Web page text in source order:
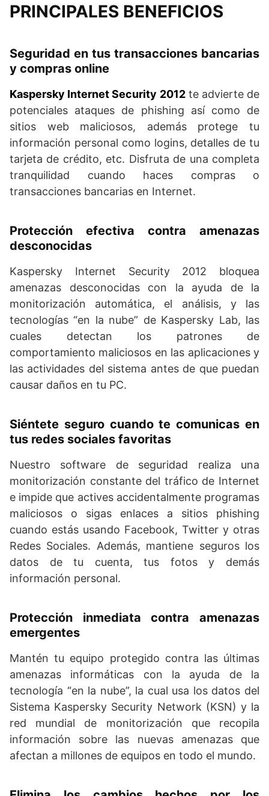
PRINCIPALES BENEFICIOS
Seguridad en tus transacciones bancarias
y compras online
Kaspersky Internet Security 2012te advierte de
potenciales ataques de phishing así como de
sitios web maliciosos, además protege tu
información personal como logins, detalles de tu
tarjeta de crédito, etc. Disfruta de una completa
tranquilidad cuando haces compras o
transacciones bancarias en Internet.
Protección efectiva contra amenazas
desconocidas
Kaspersky Internet Security 2012 bloquea
amenazas desconocidas con la ayuda de la
monitorización automática, el análisis, y las
tecnologías “en la nube” de Kaspersky Lab, las
cuales detectan los patrones de
comportamiento maliciosos en las aplicaciones y
las actividades del sistema antes de que puedan
causar daños en tu PC.
Siéntete seguro cuando te comunicas en
tus redes sociales favoritas
Nuestro software de seguridad realiza una
monitorización constante del tráfico de Internet
e impide que actives accidentalmente programas
maliciosos o sigas enlaces a sitios phishing
cuando estás usando Facebook, Twitter y otras
Redes Sociales. Además, mantiene seguros los
datos de tu cuenta, tus fotos y demás
información personal.
Protección inmediata contra amenazas
emergentes
Mantén tu equipo protegido contra las últimas
amenazas informáticas con la ayuda de la
tecnología “en la nube”, la cual usa los datos del
Sistema Kaspersky Security Network (KSN) y la
red mundial de monitorización que recopila
información sobre las nuevas amenazas que
afectan a millones de equipos en todo el mundo.